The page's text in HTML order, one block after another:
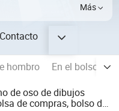
Más
Contacto
hombro En el bolso
de oso de dibujos
de compras, bolso de